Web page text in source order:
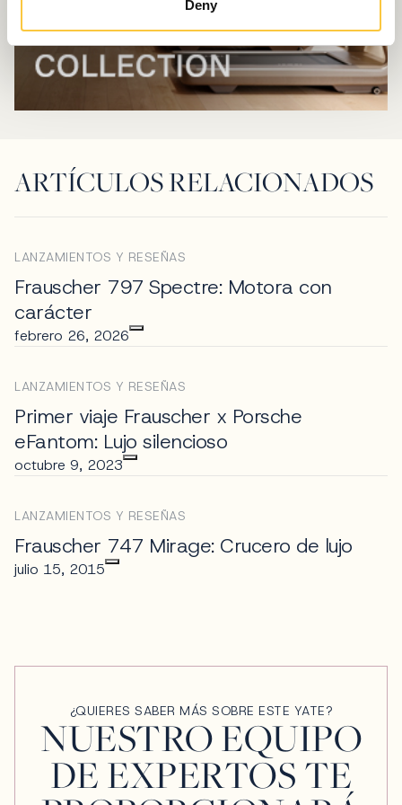
Deny
ARTÍCULOS RELACIONADOS
LANZAMIENTOS Y RESEÑAS
Frauscher 797 Spectre: Motora con
carácter
febrero 26, 2026
LANZAMIENTOS Y RESEÑAS
Primer viaje Frauscher x Porsche
eFantom: Lujo silencioso
octubre 9, 2023
LANZAMIENTOS Y RESEÑAS
Frauscher 747 Mirage: Crucero de lujo
julio 15, 2015
¿QUIERES SABER MÁS SOBRE ESTE YATE?
NUESTRO EQUIPO
DE EXPERTOS TE